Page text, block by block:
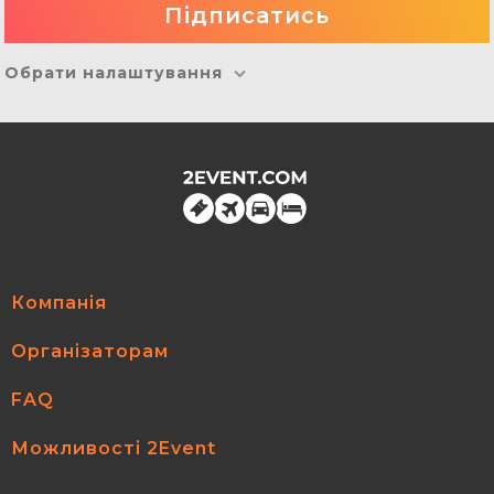
Обрати налаштування
Компанія
Організаторам
FAQ
Можливості 2Event